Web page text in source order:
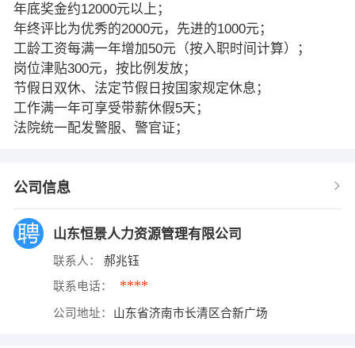
年底奖金约12000元以上；
年终评比为优秀的2000元，先进的1000元；
工龄工资每满一年增加50元（按入职时间计算）；
岗位津贴300元，按比例发放；
节假日双休、法定节假日按国家规定休息；
工作满一年可享受带薪休假5天；
法院统一配发警服、警官证；
公司信息
山东恒景人力资源管理有限公司
联系人： 郝兆钰
联系电话： ****
公司地址： 山东省济南市长清区合新广场